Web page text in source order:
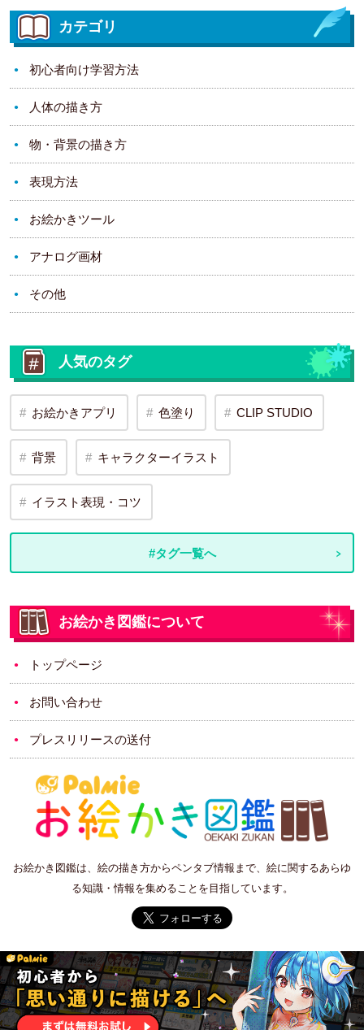
カテゴリ
初心者向け学習方法
人体の描き方
物・背景の描き方
表現方法
お絵かきツール
アナログ画材
その他
人気のタグ
お絵かきアプリ 色塗り CLIP STUDIO
背景 キャラクターイラスト
イラスト表現・コツ
#タグ一覧へ
お絵かき図鑑について
トップページ
お問い合わせ
プレスリリースの送付
お絵かき図鑑は、絵の描き方からペンタブ情報まで、絵に関するあらゆ
る知識・情報を集めることを目指しています。